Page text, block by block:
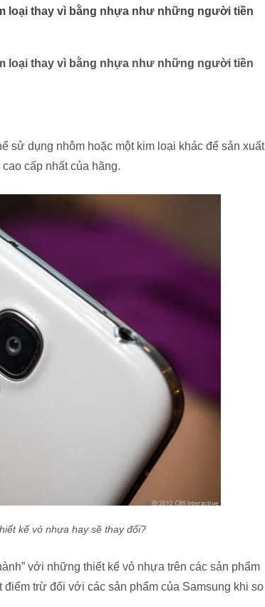
loại thay vì bằng nhựa như những người tiền
loại thay vì bằng nhựa như những người tiền
sử dụng nhôm hoặc một kim loại khác để sản xuất
cấp nhất của hãng.
kế vỏ nhựa hay sẽ thay đổi?
với những thiết kế vỏ nhựa trên các sản phẩm
trừ đối với các sản phẩm của Samsung khi so